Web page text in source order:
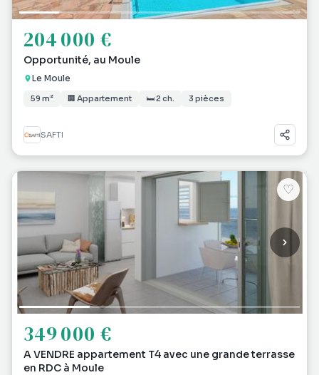
204 000 €
Opportunité, au Moule
Le Moule
59 m² 🏢 Appartement 🛏 2 ch. 3 pièces
SAFTI
♡
349 000 €
A VENDRE appartement T4 avec une grande terrasse
en RDC à Moule